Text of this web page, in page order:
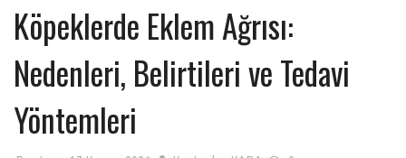
Köpeklerde Eklem Ağrısı:
Nedenleri, Belirtileri ve Tedavi
Yöntemleri